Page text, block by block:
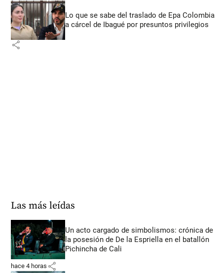
Lo que se sabe del traslado de Epa Colombia
a cárcel de Ibagué por presuntos privilegios
share
Las más leídas
Un acto cargado de simbolismos: crónica de
la posesión de De la Espriella en el batallón
Pichincha de Cali
hace 4 horas share